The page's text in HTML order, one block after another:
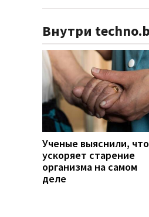
Внутри
Ученые выяснили, что
ускоряет старение
организма на самом
деле